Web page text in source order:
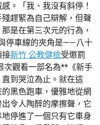
。「我、我沒有斜停！
趕緊為自己辯解，但聲
是在第三次元的行為，
停車線的夾角是——八十
接新竹 公教健檢受懲罰
次觀看一部名為**《新手
到哭泣為止。就在這
黑色跑車，優雅地從網
令人陶醉的摩擦聲，它
停進了一個只有它車身